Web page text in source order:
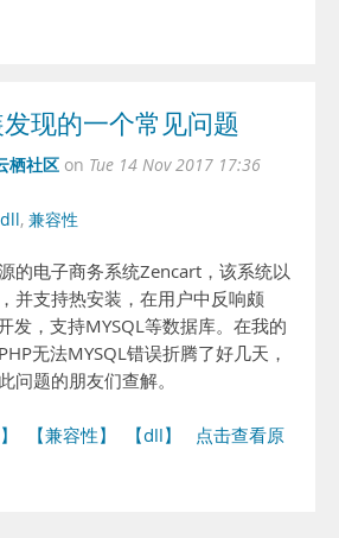
现的一个常见问题
栖社区 on Tue 14 Nov 2017 17:36
dll, 兼容性
的电子商务系统Zencart，该系统以
并支持热安装，在用户中反响颇
发，支持MYSQL等数据库。在我的
无法MYSQL错误折腾了好几天，
问题的朋友们查解。
【兼容性】 【dll】
点击查看原